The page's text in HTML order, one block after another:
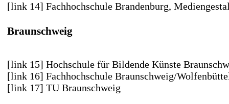
[link 14] Fachhochschule Brandenburg,
Braunschweig
[link 15] Hochschule für Bildende Künste
[link 16] Fachhochschule Braunschweig/
[link 17] TU Braunschweig